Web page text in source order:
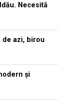
Necesită
de azi, birou
și